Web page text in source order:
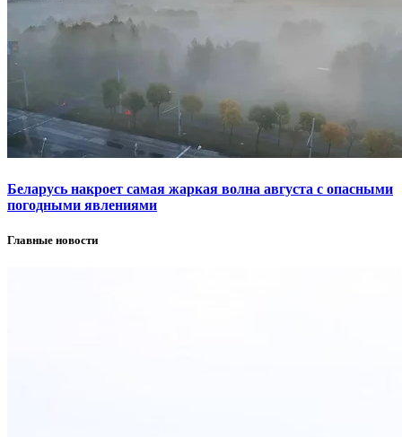
Беларусь накроет самая жаркая волна августа с опасными
погодными явлениями
Главные новости